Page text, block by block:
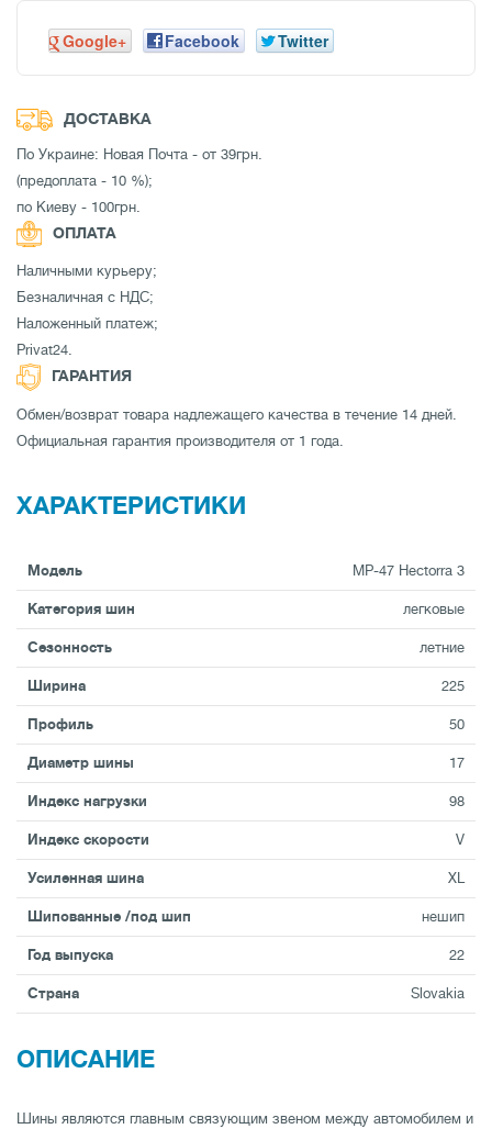
Google+ Facebook Twitter
ДОСТАВКА
По Украине: Новая Почта - от 39грн.
(предоплата - 10 %);
по Киеву - 100грн.
ОПЛАТА
Наличными курьеру;
Безналичная с НДС;
Наложенный платеж;
Privat24.
ГАРАНТИЯ
Обмен/возврат товара надлежащего качества в течение 14 дней.
Официальная гарантия производителя от 1 года.
ХАРАКТЕРИСТИКИ
Модель MP-47 Hectorra 3
Категория шин легковые
Сезонность летние
Ширина 225
Профиль 50
Диаметр шины 17
Индекс нагрузки 98
Индекс скорости V
Усиленная шина XL
Шипованные /под шип нешип
Год выпуска 22
Страна Slovakia
ОПИСАНИЕ
Шины являются главным связующим звеном между автомобилем и